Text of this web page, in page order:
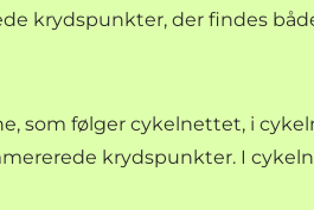
krydspunkter, der findes
som følger cykelnettet, i
krydspunkter. I